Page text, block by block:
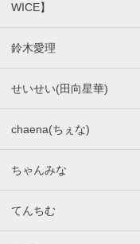
WICE】
鈴木愛理
せいせい(田向星華)
chaena(ちぇな)
ちゃんみな
てんちむ